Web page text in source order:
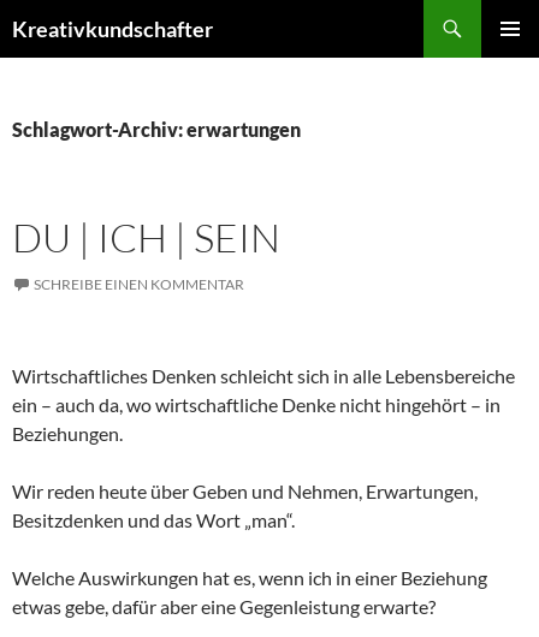
Inhalt
Kreativkundschafter
Schlagwort-Archiv: erwartungen
DU | ICH | SEIN
SCHREIBE EINEN KOMMENTAR
Wirtschaftliches Denken schleicht sich in alle Lebensbereiche
ein – auch da, wo wirtschaftliche Denke nicht hingehört – in
Beziehungen.
Wir reden heute über Geben und Nehmen, Erwartungen,
Besitzdenken und das Wort „man“.
Welche Auswirkungen hat es, wenn ich in einer Beziehung
etwas gebe, dafür aber eine Gegenleistung erwarte?